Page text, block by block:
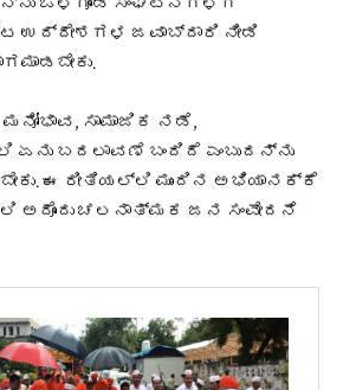
ಜವಾಬ್ದಾರಿ ನೀಡಿ
ಸಾಮಾಜಿಕ ನಡೆ,
ಏನು ಬದಲಾವಣೆ ಬಂದಿದೆ ಎಂಬುದನ್ನು
ಈ ರೀತಿಯಲ್ಲಿ ಮುಂದಿನ ಅಭಿಯಾನಕ್ಕೆ
ಚಲನಾತ್ಮಕ ಜನ ಸಂವೇದನೆ